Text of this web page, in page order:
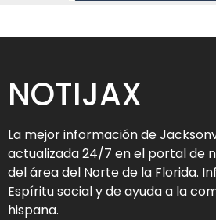
NOTIJAX
La mejor información de
actualizada 24/7 en el portal de
del área del Norte de la Florida.
Espíritu social y de ayuda a la
hispana.